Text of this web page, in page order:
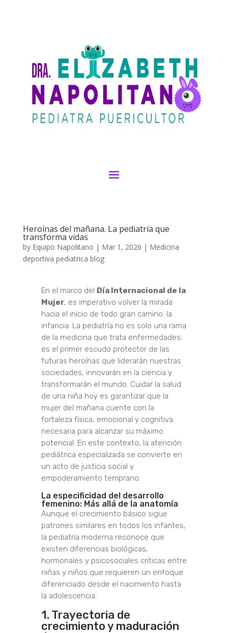
Heroínas del mañana. La pediatría que
transforma vidas
by Equipo Napolitano | Mar 1, 2026 | Medicina
deportiva pediatrica blog
En el marco del Día Internacional de la
Mujer, es imperativo volver la mirada
hacia el inicio de todo gran camino: la
infancia. La pediatría no es solo una rama
de la medicina que trata enfermedades;
es el primer escudo protector de las
futuras heroínas que liderarán nuestras
sociedades, innovarán en la ciencia y
transformarán el mundo. Cuidar la salud
de una niña hoy es garantizar que la
mujer del mañana cuente con la
fortaleza física, emocional y cognitiva
necesaria para alcanzar su máximo
potencial. En este contexto, la atención
pediátrica especializada se convierte en
un acto de justicia social y
empoderamiento temprano.
La especificidad del desarrollo
femenino: Más allá de la anatomía
Aunque el crecimiento básico sigue
patrones similares en todos los infantes,
la pediatría moderna reconoce que
existen diferencias biológicas,
hormonales y psicosociales críticas entre
niñas y niños que requieren un enfoque
diferenciado desde el nacimiento hasta
la adolescencia.
1. Trayectoria de
crecimiento y maduración